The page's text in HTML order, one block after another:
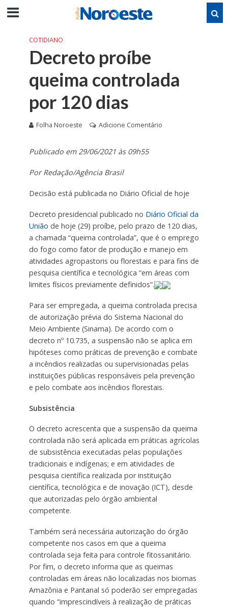
COTIDIANO
Decreto proíbe
queima controlada
por 120 dias
Folha Noroeste Adicione Comentário
Publicado em 29/06/2021 às 09h55
Por Redação/Agência Brasil
Decisão está publicada no Diário Oficial de hoje
Decreto presidencial publicado no Diário Oficial da
União de hoje (29) proíbe, pelo prazo de 120 dias,
a chamada “queima controlada”, que é o emprego
do fogo como fator de produção e manejo em
atividades agropastoris ou florestais e para fins de
pesquisa científica e tecnológica “em áreas com
limites físicos previamente definidos”.
Para ser empregada, a queima controlada precisa
de autorização prévia do Sistema Nacional do
Meio Ambiente (Sinama). De acordo com o
decreto nº 10.735, a suspensão não se aplica em
hipóteses como práticas de prevenção e combate
a incêndios realizadas ou supervisionadas pelas
instituições públicas responsáveis pela prevenção
e pelo combate aos incêndios florestais.
Subsistência
O decreto acrescenta que a suspensão da queima
controlada não será aplicada em práticas agrícolas
de subsistência executadas pelas populações
tradicionais e indígenas; e em atividades de
pesquisa científica realizada por instituição
científica, tecnológica e de inovação (ICT), desde
que autorizadas pelo órgão ambiental
competente.
Também será necessária autorização do órgão
competente nos casos em que a queima
controlada seja feita para controle fitossanitário.
Por fim, o decreto informa que as queimas
controladas em áreas não localizadas nos biomas
Amazônia e Pantanal só poderão ser empregadas
quando “imprescindíveis à realização de práticas